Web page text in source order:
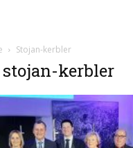
Stojan-kerbler
stojan-kerbler